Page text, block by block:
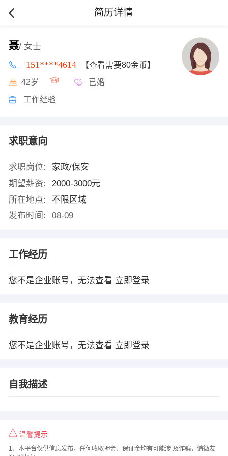
简历详情
聂/ 女士
151****4614 【查看需要80金币】
42岁 已婚
工作经验
求职意向
求职岗位:
家政/保安
期望薪资:
2000-3000元
所在地点:
不限区域
发布时间:
08-09
工作经历
您不是企业账号，无法查看 立即登录
教育经历
您不是企业账号，无法查看 立即登录
自我描述
温馨提示
1、本平台仅供信息发布，任何收取押金、保证金均有可能涉 及诈骗，请微友